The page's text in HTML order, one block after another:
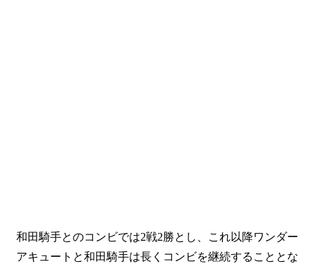
和田騎手とのコンビでは2戦2勝とし、これ以降ワンダー
アキュートと和田騎手は長くコンビを継続することとな